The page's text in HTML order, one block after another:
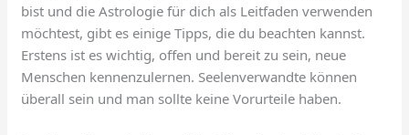
bist und die Astrologie für dich als Leitfaden verwenden
möchtest, gibt es einige Tipps, die du beachten kannst.
Erstens ist es wichtig, offen und bereit zu sein, neue
Menschen kennenzulernen. Seelenverwandte können
überall sein und man sollte keine Vorurteile haben.